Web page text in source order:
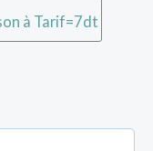
à Tarif=7dt